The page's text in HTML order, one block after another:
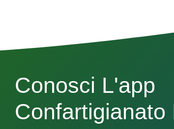
Conosci L'app
Confartigianato